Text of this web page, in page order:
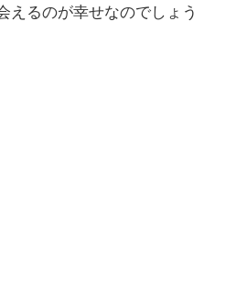
えるのが幸せなのでしょう